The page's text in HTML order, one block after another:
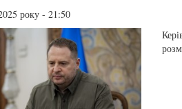
року - 21:50